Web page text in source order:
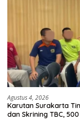
Agustus 4, 2026
Karutan Surakarta
dan Skrining TBC,